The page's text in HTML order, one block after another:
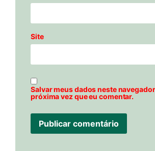
Site
Salvar meus dados neste
próxima vez que eu comentar.